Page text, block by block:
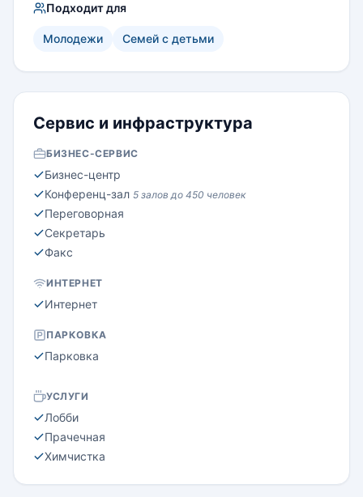
Подходит для
Молодежи Семей с детьми
Сервис и инфраструктура
БИЗНЕС-СЕРВИС
Бизнес-центр
Конференц-зал 5 залов до 450 человек
Переговорная
Секретарь
Факс
ИНТЕРНЕТ
Интернет
ПАРКОВКА
Парковка
УСЛУГИ
Лобби
Прачечная
Химчистка